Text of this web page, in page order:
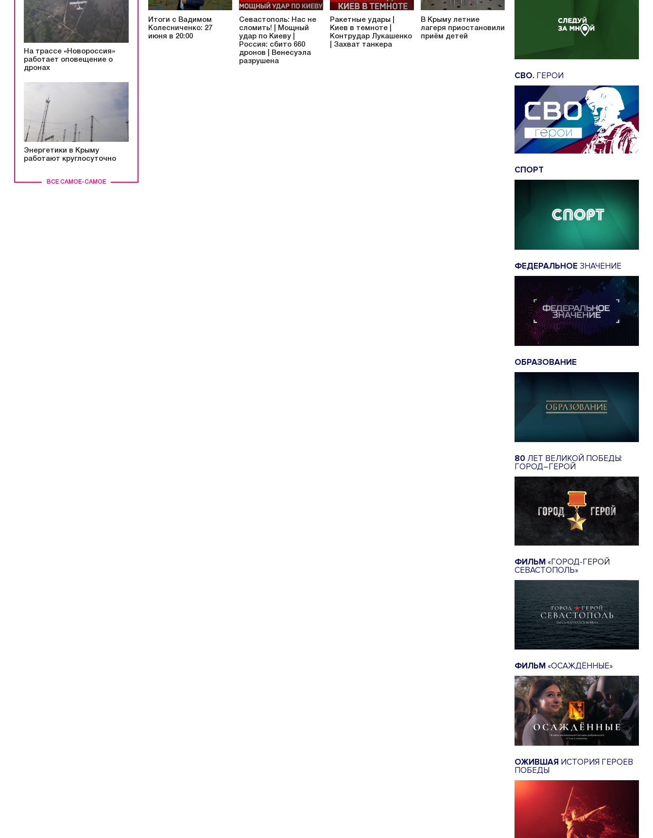
ВСЕ САМОЕ-САМОЕ
На трассе «Новороссия»
работает оповещение о
дронах
Энергетики в Крыму
работают круглосуточно
Итоги с Вадимом
Колесниченко: 27
июня в 20:00
Севастополь: Нас не
сломить! | Мощный
удар по Киеву |
Россия: сбито 660
дронов | Венесуэла
разрушена
Ракетные удары |
Киев в темноте |
Контрудар Лукашенко
| Захват танкера
В Крыму летние
лагеря приостановили
приём детей
СВО. ГЕРОИ
СПОРТ
ФЕДЕРАЛЬНОЕ ЗНАЧЕНИЕ
ОБРАЗОВАНИЕ
80 ЛЕТ ВЕЛИКОЙ ПОБЕДЫ:
ГОРОД–ГЕРОЙ
ФИЛЬМ«ГОРОД-ГЕРОЙ
СЕВАСТОПОЛЬ»
ФИЛЬМ«ОСАЖДЁННЫЕ»
ОЖИВШАЯ ИСТОРИЯ ГЕРОЕВ
ПОБЕДЫ